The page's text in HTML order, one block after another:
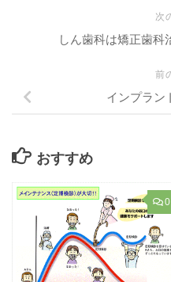
次
しん歯科は矯正歯科
前
インプラン
おすすめ
0